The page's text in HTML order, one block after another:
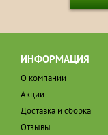
ИНФОРМАЦИЯ
О компании
Акции
Доставка и сборка
Отзывы